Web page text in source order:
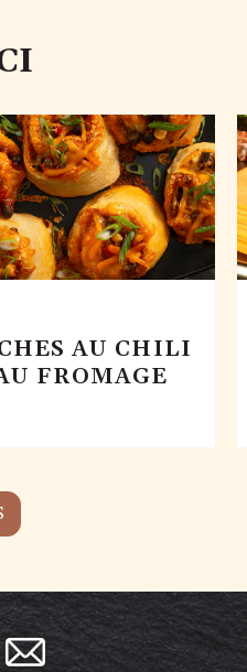
AU CHILI
FROMAGE